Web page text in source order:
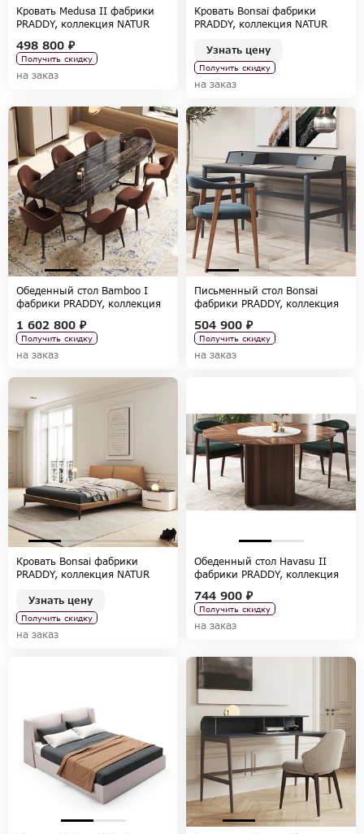
Кровать Medusa II фабрики
PRADDY, коллекция NATUR
498 800 ₽
Получить скидку
на заказ
Кровать Bonsai фабрики
PRADDY, коллекция NATUR
Узнать цену
Получить скидку
на заказ
Обеденный стол Bamboo I
фабрики PRADDY, коллекция
1 602 800 ₽
Получить скидку
на заказ
Письменный стол Bonsai
фабрики PRADDY, коллекция
504 900 ₽
Получить скидку
на заказ
Кровать Bonsai фабрики
PRADDY, коллекция NATUR
Узнать цену
Получить скидку
на заказ
Обеденный стол Havasu II
фабрики PRADDY, коллекция
744 900 ₽
Получить скидку
на заказ